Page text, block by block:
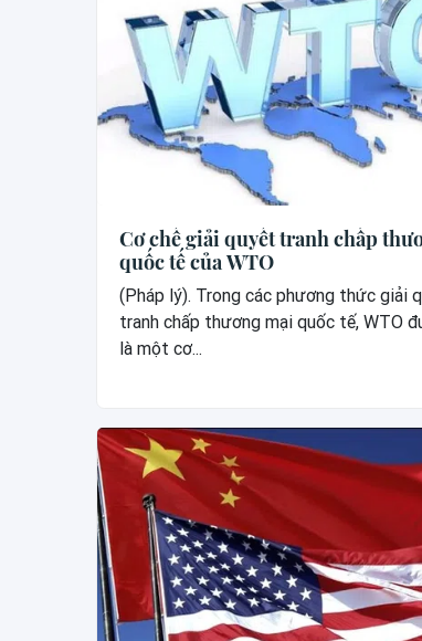
Cơ chế giải quyết tranh chấp
quốc tế của WTO
(Pháp lý). Trong các phương thức giải
tranh chấp thương mại quốc tế, WTO
là một cơ...